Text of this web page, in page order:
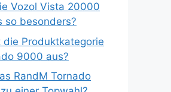
Vozol Vista 20000
so besonders?
die Produktkategorie
9000 aus?
RandM Tornado